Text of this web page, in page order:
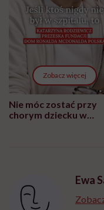
Zobacz więcej
Nie móc zostać przy
chorym dziecku w
Ewa